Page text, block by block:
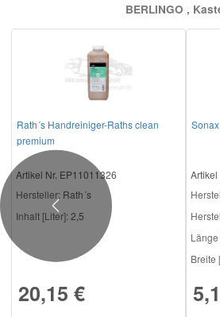
BERLINGO ,
Rath´s Handreiniger-Raths clean
premium
Artikel Nr. EP11011326
Hersteller: Rath´s
Inhalt [Liter]: 2,5
20,15 €
Artikel
Breite
Previous